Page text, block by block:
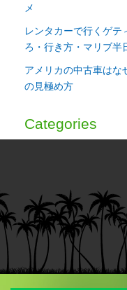
メ
レンタカーで行くゲテ
ろ・行き方・マリブ半
アメリカの中古車はな
の見極め方
Categories